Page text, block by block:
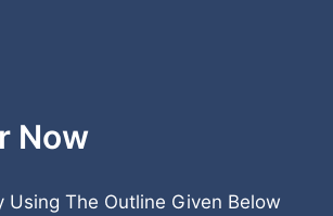
Now
Using The Outline Given Below